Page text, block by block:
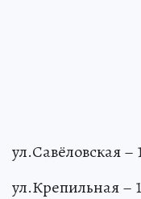
ул.Савёловская –
ул.Крепильная –